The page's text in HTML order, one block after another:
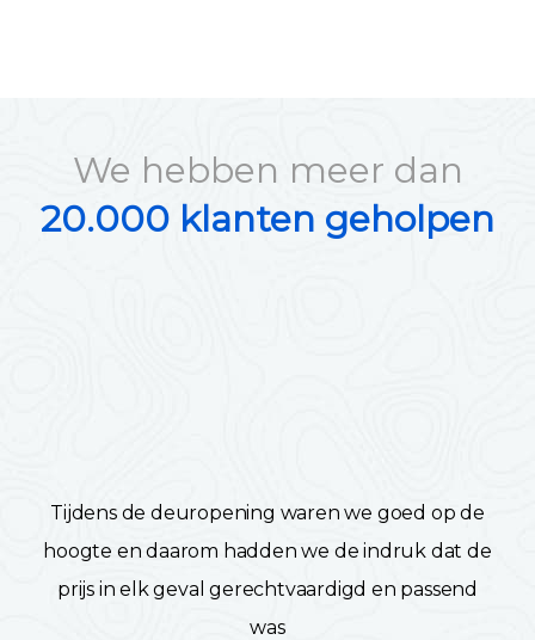
We hebben meer dan
20.000 klanten geholpen
Tijdens de deuropening waren we goed op de
hoogte en daarom hadden we de indruk dat de
prijs in elk geval gerechtvaardigd en passend
was